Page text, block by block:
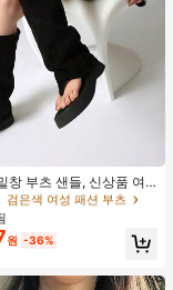
창 부츠 샌들, 신상품 여
샤프트 니치 섹시 팝 걸
트리트 스타일 앵클 부츠
!
검은색 여성 패션 부츠
검은색 여성 패션 부츠
검은색 여성 패션 부츠
원 -36%